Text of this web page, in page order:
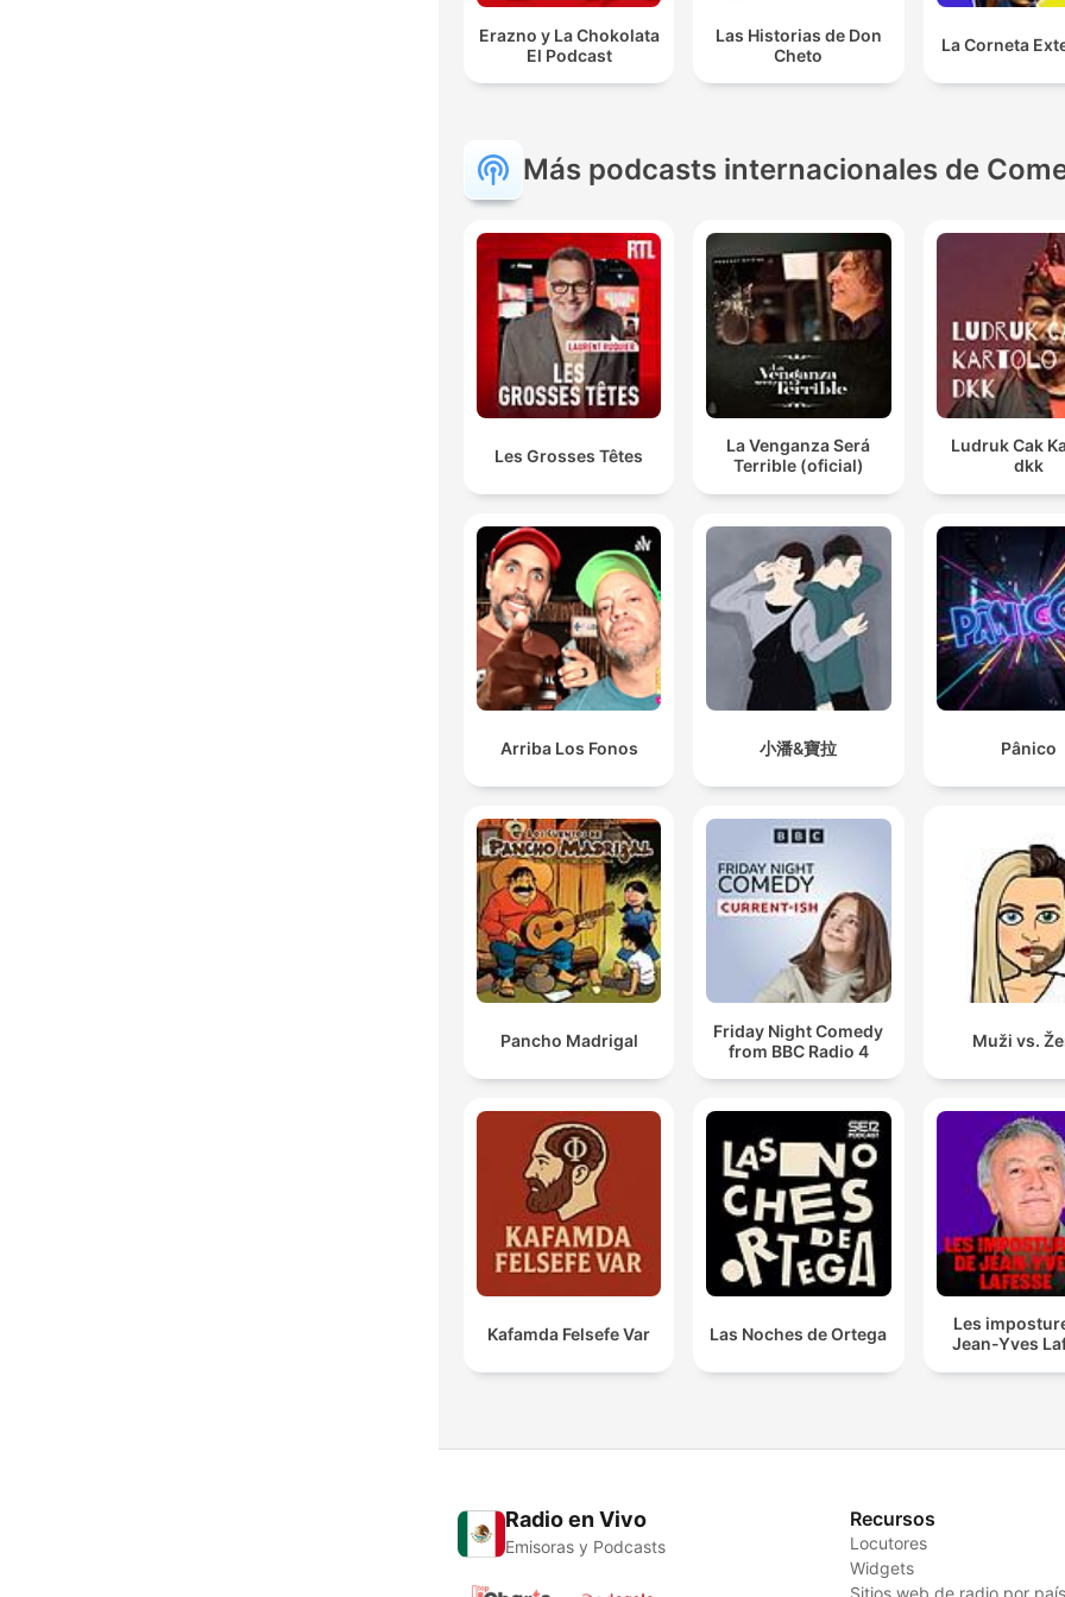
Erazno y La Chokolata
El Podcast
Las Historias de Don
Cheto
La Corneta
Más podcasts internacionales de
Les Grosses Têtes
La Venganza Será
Terrible (oficial)
Ludruk Cak
dkk
Arriba Los Fonos 小潘&寶拉 Pânico
Pancho Madrigal
Friday Night Comedy
from BBC Radio 4
Muži vs.
Kafamda Felsefe Var Las Noches de Ortega
Les
Jean-Yves
Radio en Vivo
Emisoras y Podcasts
Recursos
Locutores
Widgets
Sitios web de radio por